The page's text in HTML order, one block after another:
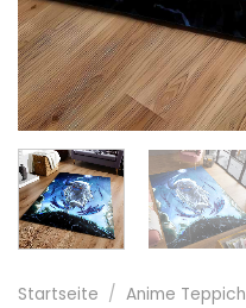
Startseite / Anime Teppich